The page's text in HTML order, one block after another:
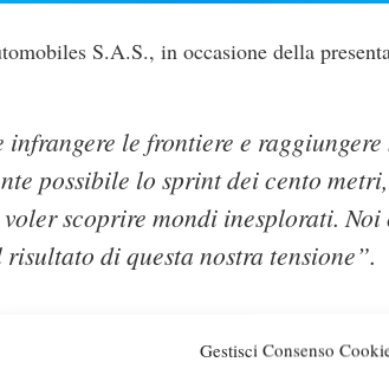
Gestisci Consenso
S.A.S., in occasione della
le frontiere e
possibile lo sprint dei cento
scoprire mondi inesplorati.
di questa nostra tensione”.
già ben conosciuti sul mercato, al